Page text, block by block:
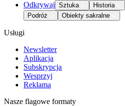
Odkrywaj Sztuka Historia
Podróż
Obiekty sakralne
Usługi
Newsletter
Aplikacja
Subskrypcja
Wesprzyj
Reklama
Nasze flagowe formaty